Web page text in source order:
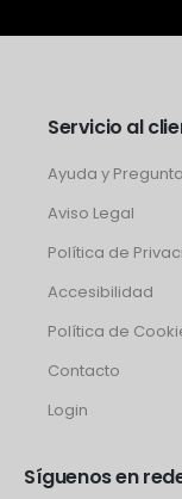
Servicio al
Ayuda y
Aviso Legal
Política de
Accesibilidad
Política de
Contacto
Login
Síguenos en